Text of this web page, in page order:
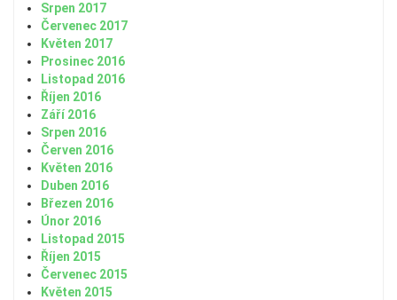
Srpen 2017
Červenec 2017
Květen 2017
Prosinec 2016
Listopad 2016
Říjen 2016
Září 2016
Srpen 2016
Červen 2016
Květen 2016
Duben 2016
Březen 2016
Únor 2016
Listopad 2015
Říjen 2015
Červenec 2015
Květen 2015